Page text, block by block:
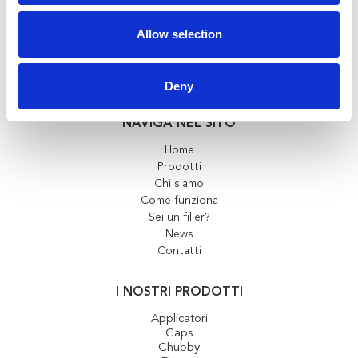
Allow selection
Deny
NAVIGA NEL SITO
Home
Prodotti
Chi siamo
Come funziona
Sei un filler?
News
Contatti
I NOSTRI PRODOTTI
Applicatori
Caps
Chubby